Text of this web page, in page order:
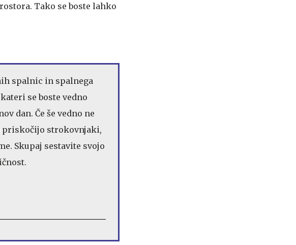
Tako se boste lahko
spalnic in spalnega
se boste vedno
dan. Če še vedno ne
priskočijo strokovnjaki,
Skupaj sestavite svojo